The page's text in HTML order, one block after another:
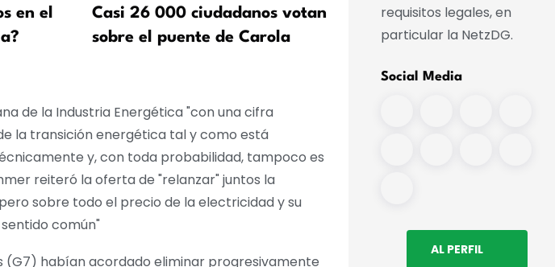
en el
Casi 26 000 ciudadanos votan
sobre el puente de Carola
Von Angern: La
valiosa para Sajonia-
de la Industria Energética "con una cifra
la transición energética tal y como está
y, con toda probabilidad, tampoco es
reiteró la oferta de "relanzar" juntos la
sobre todo el precio de la electricidad y su
común"
(G7) habían acordado eliminar progresivamente
requisitos legales, en
particular la NetzDG.
Social Media
AL PERFIL